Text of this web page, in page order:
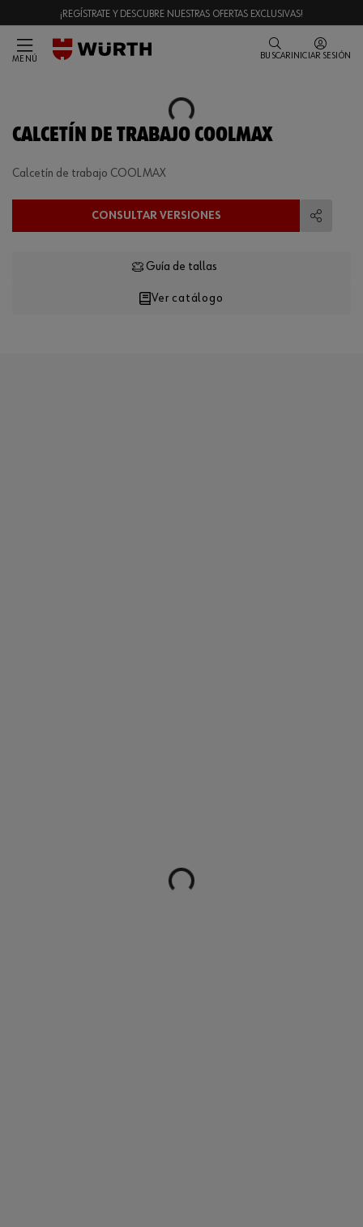
¡REGÍSTRATE Y DESCUBRE NUESTRAS OFERTAS EXCLUSIVAS!
MENÚ BUSCAR INICIAR SESIÓN
Loading...
CALCETÍN DE TRABAJO COOLMAX
Calcetín de trabajo COOLMAX
CONSULTAR VERSIONES
Ver catálogo
Guía de tallas